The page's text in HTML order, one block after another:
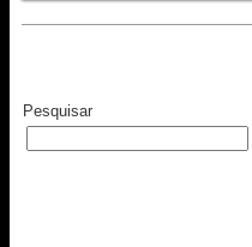
Pesquisar